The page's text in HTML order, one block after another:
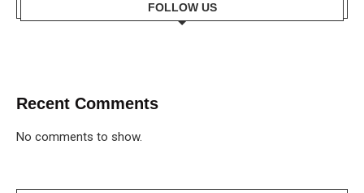
FOLLOW US
Recent Comments
No comments to show.